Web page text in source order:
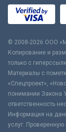
© 2008-2026 ООО
Копирование и
только с
Материалы с
«Спецпроект»,
понимании Закона
ответственность
Информация на
услуг.